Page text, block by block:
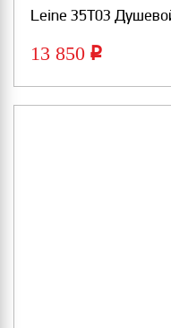
Leine 35T03
13 850 Р